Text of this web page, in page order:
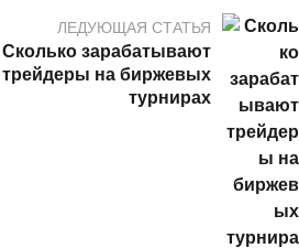
ЛЕДУЮЩАЯ СТАТЬЯ
Сколько зарабатывают
трейдеры на биржевых
турнирах